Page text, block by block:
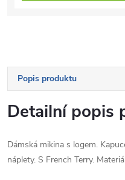
Popis produktu
Detailní popis
Dámská mikina s logem.
náplety. S French Terry.